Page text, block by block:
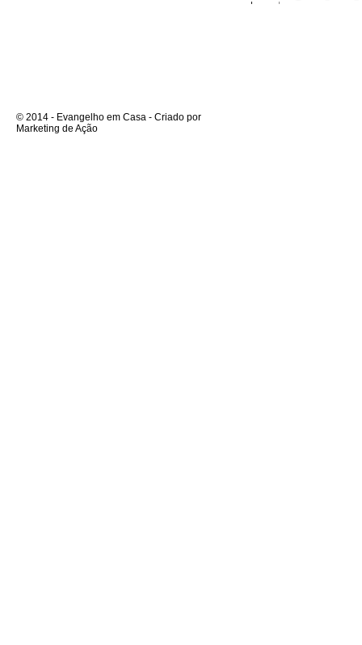
© 2014 - Evangelho em Casa - Criado por
Marketing de Ação